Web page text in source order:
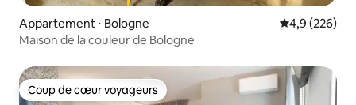
Appartement ⋅ Bologne Évaluation
4,9 (226)
Maison de la couleur de Bologne
Coup de cœur voyageurs
Coup de cœur voyageurs